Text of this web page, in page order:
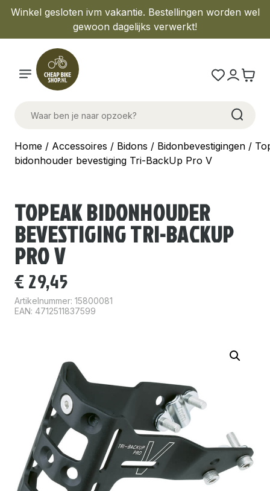
Winkel gesloten ivm vakantie. Bestellingen worden wel
gewoon dagelijks verwerkt!
Home / Accessoires / Bidons / Bidonbevestigingen /
bidonhouder bevestiging Tri-BackUp Pro V
TOPEAK BIDONHOUDER
BEVESTIGING TRI-BACKUP
PRO V
€ 29,45
Artikelnummer: 15800081
EAN: 4712511837599